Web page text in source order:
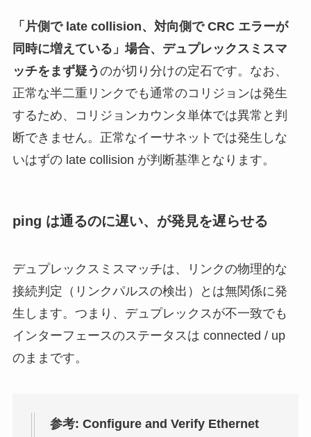
「片側で late collision、対向側で CRC エラーが
同時に増えている」場合、デュプレックスミスマ
ッチをまず疑う のが切り分けの定石です。なお、
正常な半二重リンクでも通常のコリジョンは発生
するため、コリジョンカウンタ単体では異常と判
断できません。正常なイーサネットでは発生しな
いはずの late collision が判断基準となります。
ping は通るのに遅い、が発見を遅らせる
デュプレックスミスマッチは、リンクの物理的な
接続判定（リンクパルスの検出）とは無関係に発
生します。つまり、デュプレックスが不一致でも
インターフェースのステータスは connected / up
のままです。
参考: Configure and Verify Ethernet